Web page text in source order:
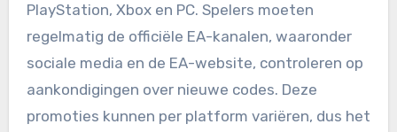
PlayStation, Xbox en PC. Spelers moeten
regelmatig de officiële EA-kanalen, waaronder
sociale media en de EA-website, controleren op
aankondigingen over nieuwe codes. Deze
promoties kunnen per platform variëren, dus het